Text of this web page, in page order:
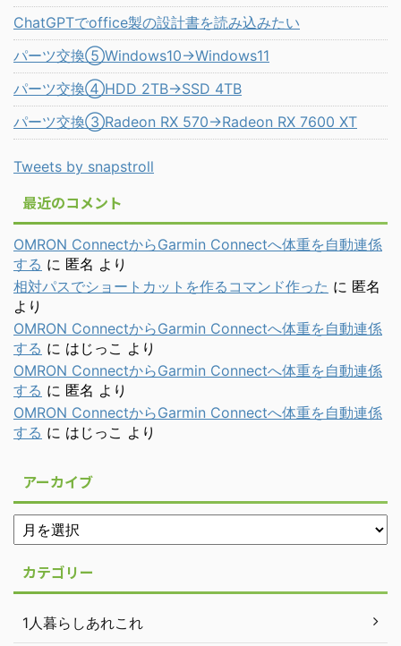
ChatGPTでoffice製の設計書を読み込みたい
パーツ交換⑤Windows10→Windows11
パーツ交換④HDD 2TB→SSD 4TB
パーツ交換③Radeon RX 570→Radeon RX 7600 XT
Tweets by snapstroll
最近のコメント
OMRON ConnectからGarmin Connectへ体重を自動連係
する に 匿名 より
相対パスでショートカットを作るコマンド作った に 匿名
より
OMRON ConnectからGarmin Connectへ体重を自動連係
する に はじっこ より
OMRON ConnectからGarmin Connectへ体重を自動連係
する に 匿名 より
OMRON ConnectからGarmin Connectへ体重を自動連係
する に はじっこ より
アーカイブ
カテゴリー
1人暮らしあれこれ